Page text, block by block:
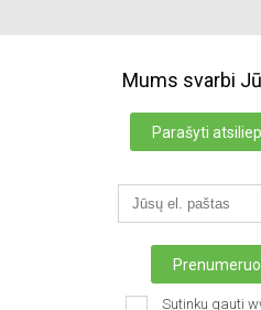
Mums svarbi
Parašyti
Sutinku gauti